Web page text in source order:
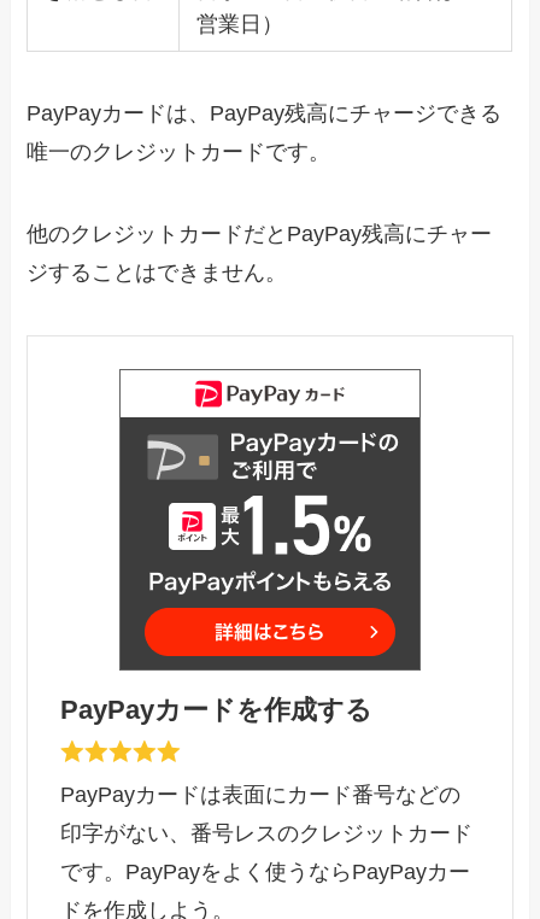
営業日）
PayPayカードは、PayPay残高にチャージできる
唯一のクレジットカードです。
他のクレジットカードだとPayPay残高にチャー
ジすることはできません。
PayPayカードを作成する
PayPayカードは表面にカード番号などの
印字がない、番号レスのクレジットカード
です。PayPayをよく使うならPayPayカー
ドを作成しよう。